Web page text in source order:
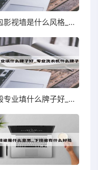
硬包影视墙是什么风格_硬包影视墙是什么材料
一般专业填什么牌子好_专业洗衣机什么牌子好